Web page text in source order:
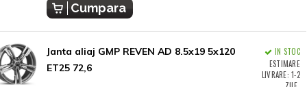
Cumpara
Janta aliaj GMP REVEN AD 8.5x19 5x120
ET25 72,6
IN STOC
ESTIMARE
LIVRARE: 1-2